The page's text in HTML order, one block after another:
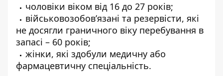
чоловіки віком від 16 до 27 років;
військовозобов’язані та резервісти, які
не досягли граничного віку перебування в
запасі – 60 років;
жінки, які здобули медичну або
фармацевтичну спеціальність.